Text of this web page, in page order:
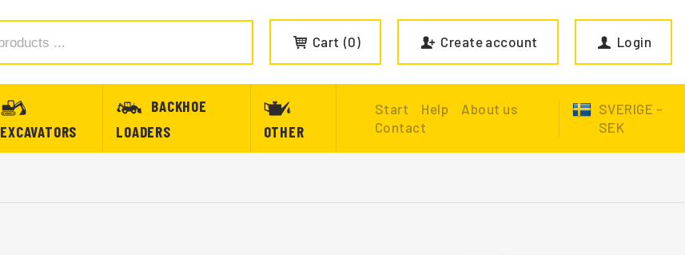
Cart 0 Create account Login
EXCAVATORS
BACKHOE
LOADERS
OTHER
Start Help
About us
Contact
SVERIGE -
SEK